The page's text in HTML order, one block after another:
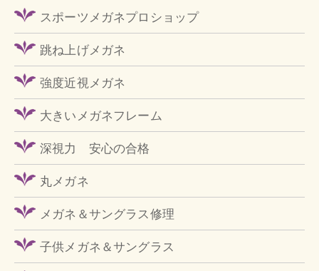
スポーツメガネプロショップ
跳ね上げメガネ
強度近視メガネ
大きいメガネフレーム
深視力 安心の合格
丸メガネ
メガネ＆サングラス修理
子供メガネ＆サングラス